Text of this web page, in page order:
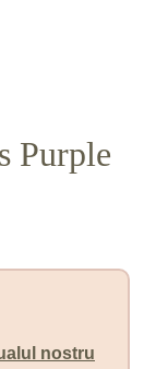
Purple
nostru